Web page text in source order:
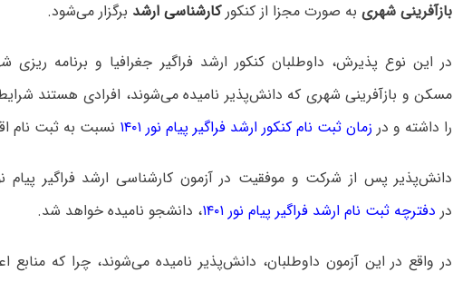
بازآفرینی شهریبه صورت مجزا از کنکورکارشناسی ارشد برگزار می‌شود.
در این نوع پذیرش، داوطلبان کنکور ارشد فراگیر جغرافیا و برنامه ریزی
مسکن و بازآفرینی شهری که دانش‌پذیر نامیده می‌شوند، افرادی هستند
را داشته و در زمان ثبت نام کنکور ارشد فراگیر پیام نور ۱۴۰۱ نسبت به ثبت نام
دانش‌پذیر پس از شرکت و موفقیت در آزمون کارشناسی ارشد فراگیر پیام
در دفترچه ثبت نام ارشد فراگیر پیام نور ۱۴۰۱ ، دانشجو نامیده خواهد شد.
در واقع در این آزمون داوطلبان، دانش‌پذیر نامیده می‌شوند، چرا که منابع